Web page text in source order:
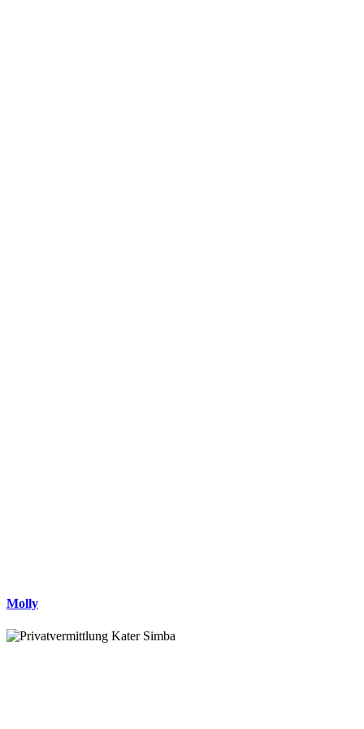
Molly